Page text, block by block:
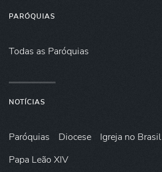
PARÓQUIAS
Todas as Paróquias
NOTÍCIAS
Paróquias Diocese Igreja no Brasil
Papa Leão XIV